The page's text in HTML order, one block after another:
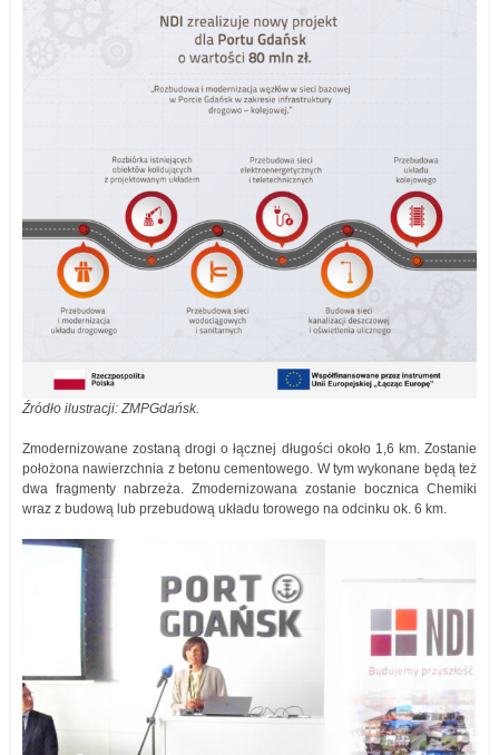
Źródło ilustracji: ZMPGdańsk.
Zmodernizowane zostaną drogi o łącznej długości około 1,6 km. Zostanie
położona nawierzchnia z betonu cementowego. W tym wykonane będą też
dwa fragmenty nabrzeża. Zmodernizowana zostanie bocznica Chemiki
wraz z budową lub przebudową układu torowego na odcinku ok. 6 km.